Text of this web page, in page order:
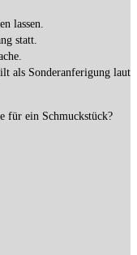
lassen.
statt.
als Sonderanferigung laut
für ein Schmuckstück?